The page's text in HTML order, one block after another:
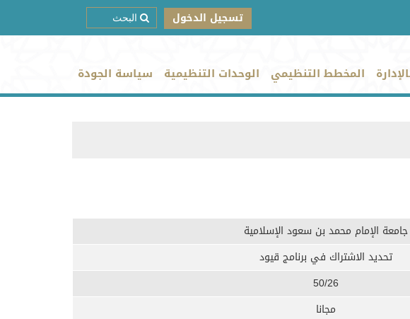
تسجيل الدخول
المخطط التنظيمي الوحدات التنظيمية سياسة الجودة
جامعة الإمام محمد بن سعود الإسلامية
تحديد الاشتراك في برنامج قيود
50/26
مجانا